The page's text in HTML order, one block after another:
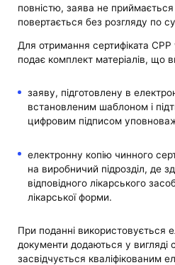
повністю, заява не
повертається без розгляду по
Для отримання сертифіката CPP
подає комплект матеріалів, що
заяву, підготовлену в
встановленим шаблоном і
цифровим підписом
електронну копію чинного
на виробничий підрозділ, де
відповідного лікарського
лікарської форми.
При поданні використовується
документи додаються у вигляді
засвідчується кваліфікованим